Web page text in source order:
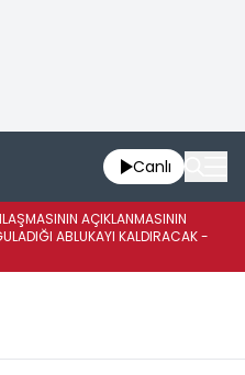
Canlı
AÇIKLANMASININ
ABLUKAYI KALDIRACAK -